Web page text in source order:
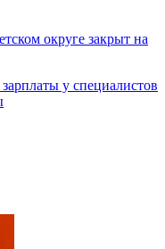
округе закрыт на
у специалистов